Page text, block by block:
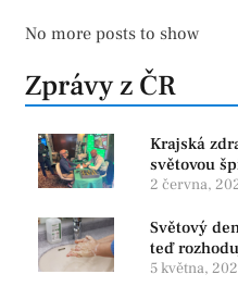
No more posts to show
Zprávy z ČR
Krajská
světovou
2 června,
Světový
teď
rukou
5 května,